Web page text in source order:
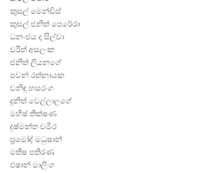
කුසල් මෙන්ඩිස්
කුසල් ජනිත් පෙරේරා
ධනංජය ද සිල්වා
චරිත් අසලංක
ජනිත් ලියනගේ
පවන් රත්නායක
වනිඳු හසරංග
දුනිත් වෙල්ලාලගේ
මහීෂ් තීක්ෂණ
දුෂ්මන්ත චමීර
ප්‍රමෝද් මධුෂාන්
මතීෂ පතිරණ
එෂාන් මාලිංග